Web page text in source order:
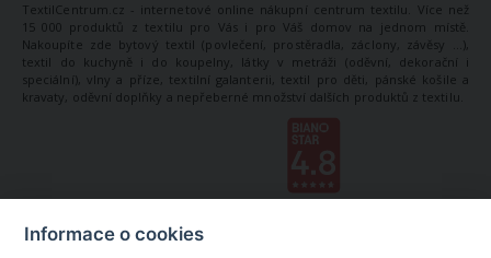
TextilCentrum.cz - internetové online nákupní centrum textilu. Více než
15 000 produktů z textilu pro Vás i pro Váš domov na jednom místě.
Nakoupíte zde bytový textil (povlečení, prostěradla, záclony, závěsy ...),
textil do kuchyně i do koupelny, látky v metráži (oděvní, dekorační i
speciální), vlny a příze, textilní galanterii, textil pro děti, pánské košile a
kravaty, oděvní doplňky a nepřeberné množství dalších produktů z textilu.
Informace o cookies